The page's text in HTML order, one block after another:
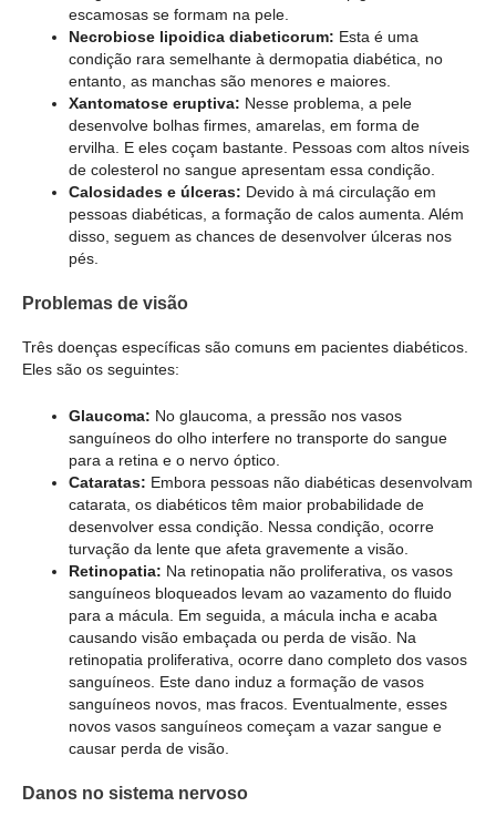
escamosas se formam na pele.
Necrobiose lipoidica diabeticorum: Esta é uma
condição rara semelhante à dermopatia diabética, no
entanto, as manchas são menores e maiores.
Xantomatose eruptiva: Nesse problema, a pele
desenvolve bolhas firmes, amarelas, em forma de
ervilha. E eles coçam bastante. Pessoas com altos níveis
de colesterol no sangue apresentam essa condição.
Calosidades e úlceras: Devido à má circulação em
pessoas diabéticas, a formação de calos aumenta. Além
disso, seguem as chances de desenvolver úlceras nos
pés.
Problemas de visão
Três doenças específicas são comuns em pacientes diabéticos.
Eles são os seguintes:
Glaucoma: No glaucoma, a pressão nos vasos
sanguíneos do olho interfere no transporte do sangue
para a retina e o nervo óptico.
Cataratas: Embora pessoas não diabéticas desenvolvam
catarata, os diabéticos têm maior probabilidade de
desenvolver essa condição. Nessa condição, ocorre
turvação da lente que afeta gravemente a visão.
Retinopatia: Na retinopatia não proliferativa, os vasos
sanguíneos bloqueados levam ao vazamento do fluido
para a mácula. Em seguida, a mácula incha e acaba
causando visão embaçada ou perda de visão. Na
retinopatia proliferativa, ocorre dano completo dos vasos
sanguíneos. Este dano induz a formação de vasos
sanguíneos novos, mas fracos. Eventualmente, esses
novos vasos sanguíneos começam a vazar sangue e
causar perda de visão.
Danos no sistema nervoso